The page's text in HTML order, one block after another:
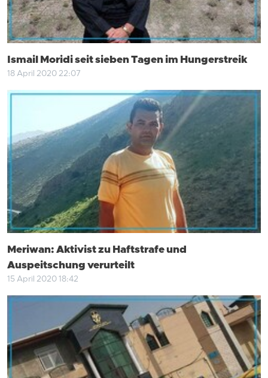
Ismail Moridi seit sieben Tagen im Hungerstreik
18 April 2020 22:07
Meriwan: Aktivist zu Haftstrafe und
Auspeitschung verurteilt
15 April 2020 18:42